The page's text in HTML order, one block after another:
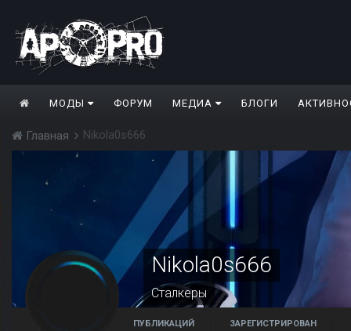
МОДЫ ФОРУМ МЕДИА БЛОГИ
Главная Nikola0s666
Nikola0s666
Сталкеры
ПУБЛИКАЦИЙ ЗАРЕГИСТРИРОВАН